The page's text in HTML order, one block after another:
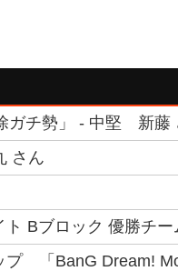
ガチ勢」 - 中堅 新藤
さん
Bブロック 優勝チ
プ 「BanG Dream!